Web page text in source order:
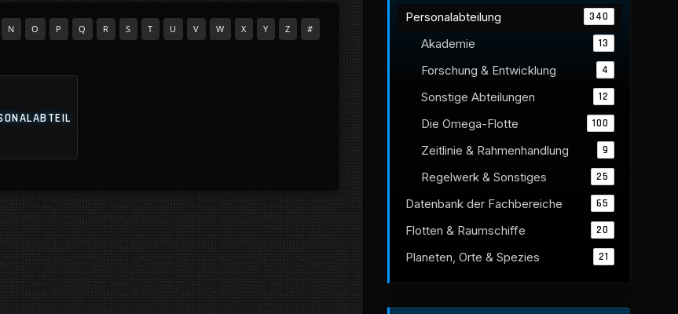
N O P Q R S T U V W X Y Z #
Personalabteilung 340
Akademie 13
Forschung & Entwicklung 4
Sonstige Abteilungen 12
Die Omega-Flotte 100
Zeitlinie & Rahmenhandlung 9
Regelwerk & Sonstiges 25
Datenbank der Fachbereiche 65
Flotten & Raumschiffe 20
Planeten, Orte & Spezies 21